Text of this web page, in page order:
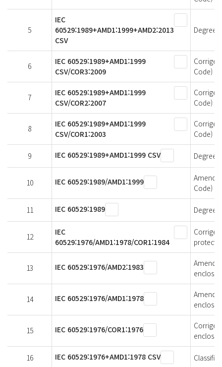
5
IEC
60529:1989+AMD1:1999+AMD2:2013
CSV
6
IEC 60529:1989+AMD1:1999
CSV/COR3:2009
Code)
7
IEC 60529:1989+AMD1:1999
CSV/COR2:2007
Code)
8
IEC 60529:1989+AMD1:1999
CSV/COR1:2003
Code)
9 IEC 60529:1989+AMD1:1999 CSV
10 IEC 60529:1989/AMD1:1999
Code)
11 IEC 60529:1989
12
IEC
60529:1976/AMD1:1978/COR1:1984
13 IEC 60529:1976/AMD2:1983
14 IEC 60529:1976/AMD1:1978
15 IEC 60529:1976/COR1:1976
16 IEC 60529:1976+AMD1:1978 CSV